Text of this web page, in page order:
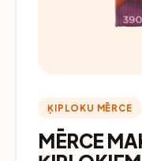
ĶIPLOKU MĒRCE
MĒRCE